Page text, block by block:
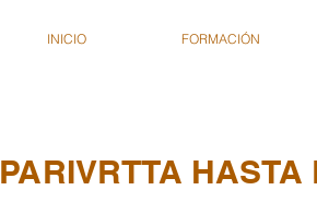
INICIO FORMACIÓN
PARIVRTTA HASTA